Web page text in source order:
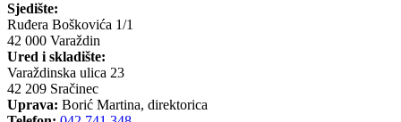
Sjedište:
Ruđera Boškovića 1/1
42 000 Varaždin
Ured i skladište:
Varaždinska ulica 23
42 209 Sračinec
Uprava: Borić Martina, direktorica